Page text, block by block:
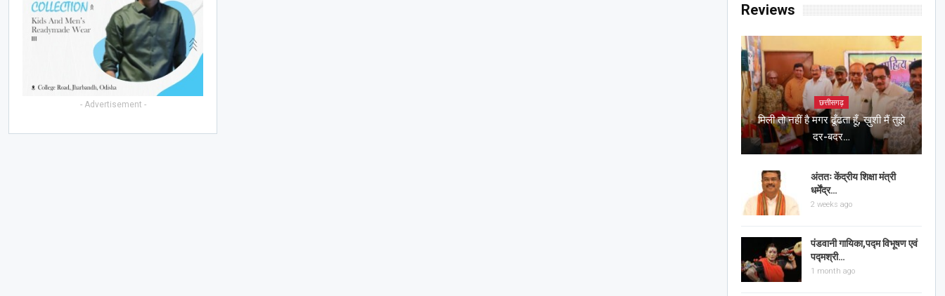
Reviews
छत्तीसगढ़
मिली तो नहीं है मगर ढूँढता हूँ, ख़ुशी मैं तुझे
दर-बदर…
अंततः केंद्रीय शिक्षा मंत्री
धर्मेंद्र…
2 weeks ago
पंडवानी गायिका,पद्म विभूषण एवं
पद्मश्री…
1 month ago
- Advertisement -